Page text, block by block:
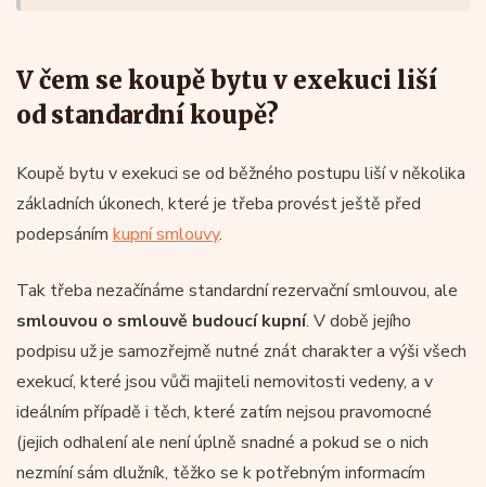
V čem se koupě bytu v exekuci liší
od standardní koupě?
Koupě bytu v exekuci se od běžného postupu liší v několika
základních úkonech, které je třeba provést ještě před
podepsáním kupní smlouvy.
Tak třeba nezačínáme standardní rezervační smlouvou, ale
smlouvou o smlouvě budoucí kupní. V době jejího
podpisu už je samozřejmě nutné znát charakter a výši všech
exekucí, které jsou vůči majiteli nemovitosti vedeny, a v
ideálním případě i těch, které zatím nejsou pravomocné
(jejich odhalení ale není úplně snadné a pokud se o nich
nezmíní sám dlužník, těžko se k potřebným informacím